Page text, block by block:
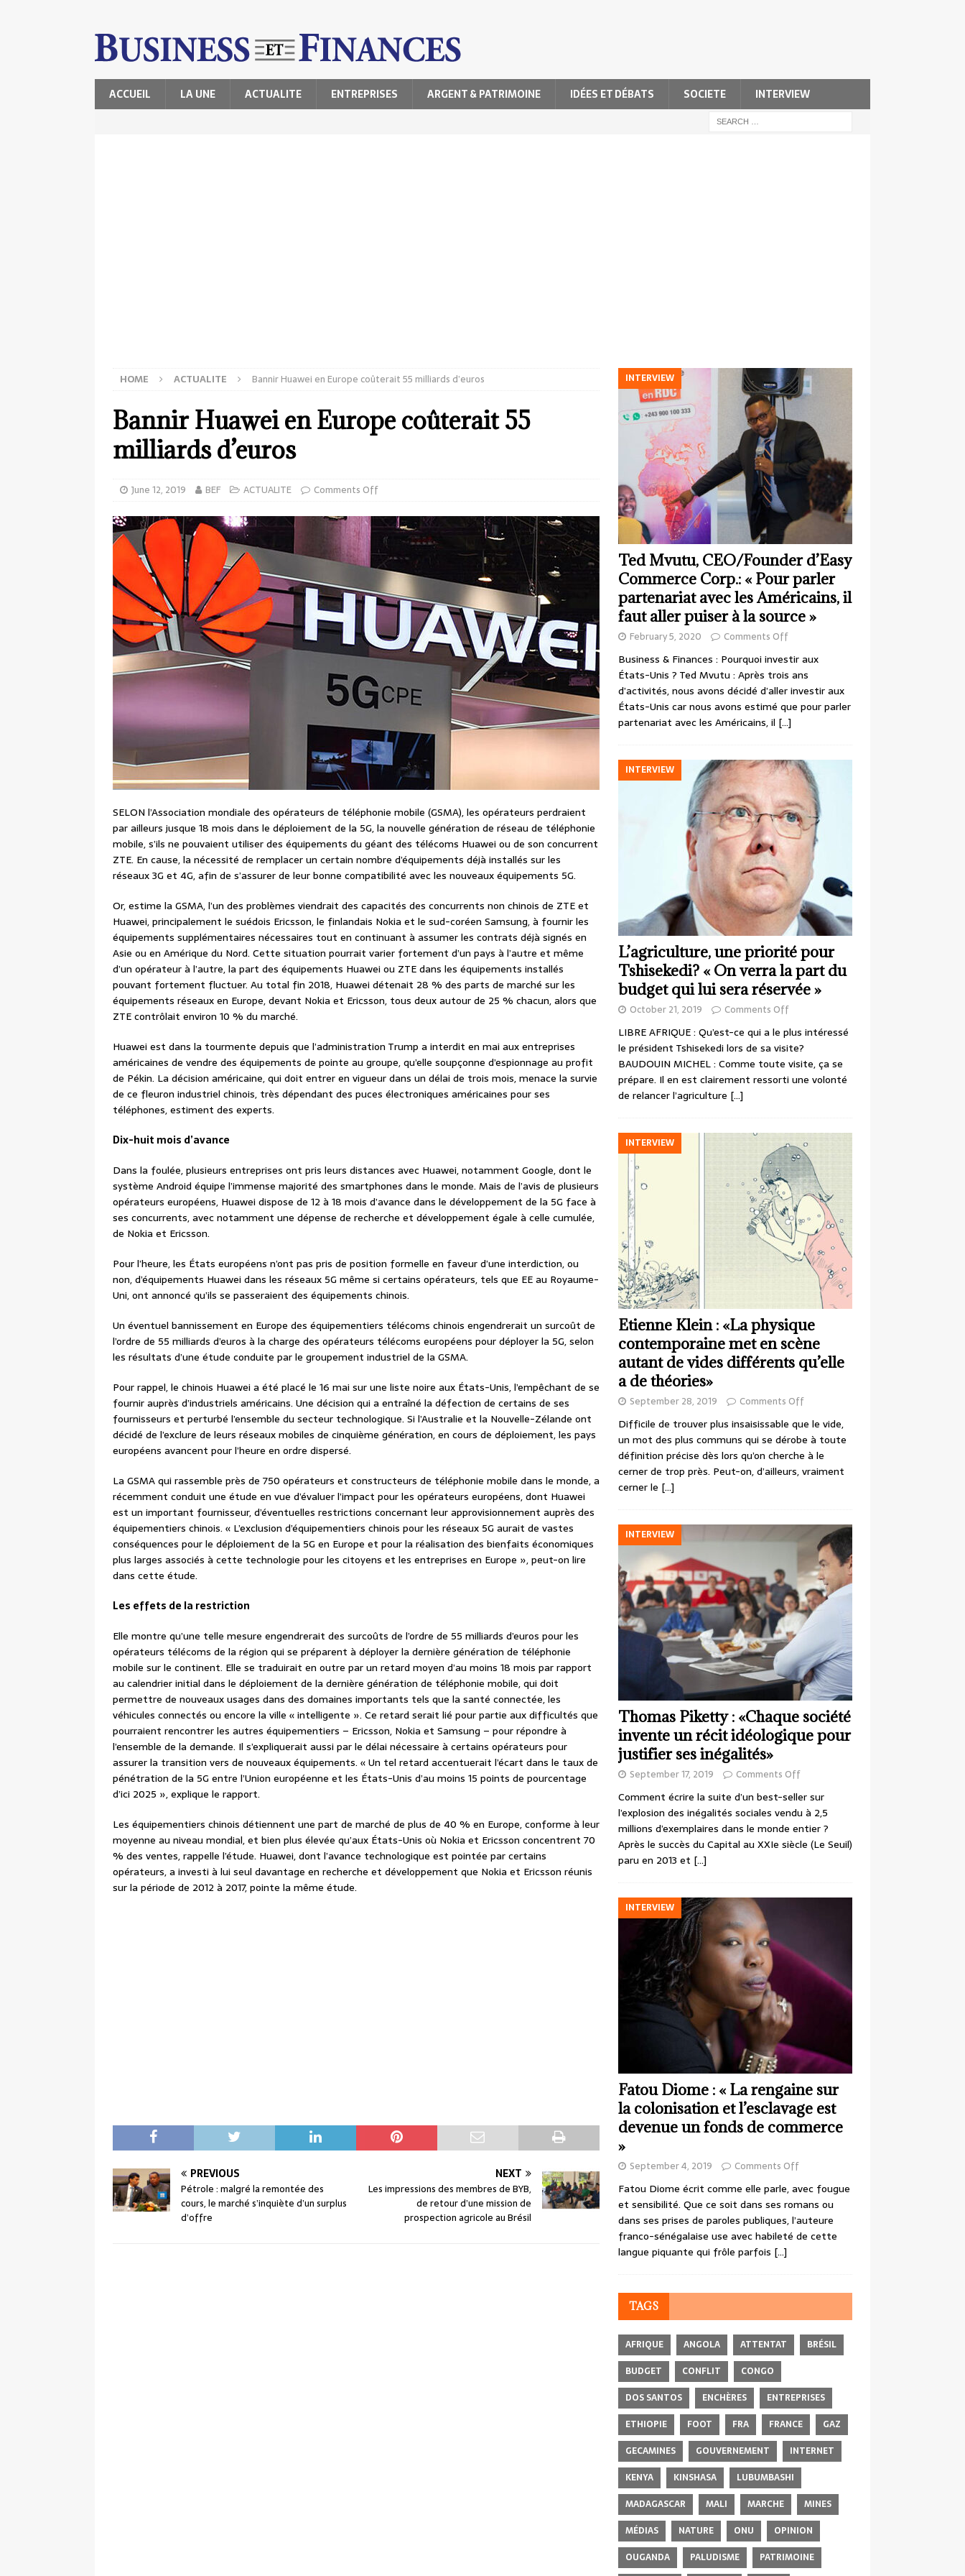
ACCUEIL LA UNE ACTUALITE ENTREPRISES ARGENT & PATRIMOINE IDÉES ET DÉBATS SOCIETE INTERVIEW
HOME ACTUALITE Bannir Huawei en Europe coûterait 55 milliards d’euros
Bannir Huawei en Europe coûterait 55
milliards d’euros
June 12, 2019 BEF ACTUALITE Comments Off
SELON l’Association mondiale des opérateurs de téléphonie mobile (GSMA), les opérateurs perdraient
par ailleurs jusque 18 mois dans le déploiement de la 5G, la nouvelle génération de réseau de téléphonie
mobile, s’ils ne pouvaient utiliser des équipements du géant des télécoms Huawei ou de son concurrent
ZTE. En cause, la nécessité de remplacer un certain nombre d’équipements déjà installés sur les
réseaux 3G et 4G, afin de s’assurer de leur bonne compatibilité avec les nouveaux équipements 5G.
Or, estime la GSMA, l’un des problèmes viendrait des capacités des concurrents non chinois de ZTE et
Huawei, principalement le suédois Ericsson, le finlandais Nokia et le sud-coréen Samsung, à fournir les
équipements supplémentaires nécessaires tout en continuant à assumer les contrats déjà signés en
Asie ou en Amérique du Nord. Cette situation pourrait varier fortement d’un pays à l’autre et même
d’un opérateur à l’autre, la part des équipements Huawei ou ZTE dans les équipements installés
pouvant fortement fluctuer. Au total fin 2018, Huawei détenait 28 % des parts de marché sur les
équipements réseaux en Europe, devant Nokia et Ericsson, tous deux autour de 25 % chacun, alors que
ZTE contrôlait environ 10 % du marché.
Huawei est dans la tourmente depuis que l’administration Trump a interdit en mai aux entreprises
américaines de vendre des équipements de pointe au groupe, qu’elle soupçonne d’espionnage au profit
de Pékin. La décision américaine, qui doit entrer en vigueur dans un délai de trois mois, menace la survie
de ce fleuron industriel chinois, très dépendant des puces électroniques américaines pour ses
téléphones, estiment des experts.
Dix-huit mois d’avance
Dans la foulée, plusieurs entreprises ont pris leurs distances avec Huawei, notamment Google, dont le
système Android équipe l’immense majorité des smartphones dans le monde. Mais de l’avis de plusieurs
opérateurs européens, Huawei dispose de 12 à 18 mois d’avance dans le développement de la 5G face à
ses concurrents, avec notamment une dépense de recherche et développement égale à celle cumulée,
de Nokia et Ericsson.
Pour l’heure, les États européens n’ont pas pris de position formelle en faveur d’une interdiction, ou
non, d’équipements Huawei dans les réseaux 5G même si certains opérateurs, tels que EE au Royaume-
Uni, ont annoncé qu’ils se passeraient des équipements chinois.
Un éventuel bannissement en Europe des équipementiers télécoms chinois engendrerait un surcoût de
l’ordre de 55 milliards d’euros à la charge des opérateurs télécoms européens pour déployer la 5G, selon
les résultats d’une étude conduite par le groupement industriel de la GSMA.
Pour rappel, le chinois Huawei a été placé le 16 mai sur une liste noire aux États-Unis, l’empêchant de se
fournir auprès d’industriels américains. Une décision qui a entraîné la défection de certains de ses
fournisseurs et perturbé l’ensemble du secteur technologique. Si l’Australie et la Nouvelle-Zélande ont
décidé de l’exclure de leurs réseaux mobiles de cinquième génération, en cours de déploiement, les pays
européens avancent pour l’heure en ordre dispersé.
La GSMA qui rassemble près de 750 opérateurs et constructeurs de téléphonie mobile dans le monde, a
récemment conduit une étude en vue d’évaluer l’impact pour les opérateurs européens, dont Huawei
est un important fournisseur, d’éventuelles restrictions concernant leur approvisionnement auprès des
équipementiers chinois. « L’exclusion d’équipementiers chinois pour les réseaux 5G aurait de vastes
conséquences pour le déploiement de la 5G en Europe et pour la réalisation des bienfaits économiques
plus larges associés à cette technologie pour les citoyens et les entreprises en Europe », peut-on lire
dans cette étude.
Les effets de la restriction
Elle montre qu’une telle mesure engendrerait des surcoûts de l’ordre de 55 milliards d’euros pour les
opérateurs télécoms de la région qui se préparent à déployer la dernière génération de téléphonie
mobile sur le continent. Elle se traduirait en outre par un retard moyen d’au moins 18 mois par rapport
au calendrier initial dans le déploiement de la dernière génération de téléphonie mobile, qui doit
permettre de nouveaux usages dans des domaines importants tels que la santé connectée, les
véhicules connectés ou encore la ville « intelligente ». Ce retard serait lié pour partie aux difficultés que
pourraient rencontrer les autres équipementiers – Ericsson, Nokia et Samsung – pour répondre à
l’ensemble de la demande. Il s’expliquerait aussi par le délai nécessaire à certains opérateurs pour
assurer la transition vers de nouveaux équipements. « Un tel retard accentuerait l’écart dans le taux de
pénétration de la 5G entre l’Union européenne et les États-Unis d’au moins 15 points de pourcentage
d’ici 2025 », explique le rapport.
Les équipementiers chinois détiennent une part de marché de plus de 40 % en Europe, conforme à leur
moyenne au niveau mondial, et bien plus élevée qu’aux États-Unis où Nokia et Ericsson concentrent 70
% des ventes, rappelle l’étude. Huawei, dont l’avance technologique est pointée par certains
opérateurs, a investi à lui seul davantage en recherche et développement que Nokia et Ericsson réunis
sur la période de 2012 à 2017, pointe la même étude.
PREVIOUS
Pétrole : malgré la remontée des
cours, le marché s’inquiète d’un surplus
d’offre
NEXT
Les impressions des membres de BYB,
de retour d’une mission de
prospection agricole au Brésil
INTERVIEW
Ted Mvutu, CEO/Founder d’Easy
Commerce Corp.: « Pour parler
partenariat avec les Américains, il
faut aller puiser à la source »
February 5, 2020 Comments Off
Business & Finances : Pourquoi investir aux
États-Unis ? Ted Mvutu : Après trois ans
d’activités, nous avons décidé d’aller investir aux
États-Unis car nous avons estimé que pour parler
partenariat avec les Américains, il […]
INTERVIEW
L’agriculture, une priorité pour
Tshisekedi? « On verra la part du
budget qui lui sera réservée »
October 21, 2019 Comments Off
LIBRE AFRIQUE : Qu’est-ce qui a le plus intéressé
le président Tshisekedi lors de sa visite?
BAUDOUIN MICHEL : Comme toute visite, ça se
prépare. Il en est clairement ressorti une volonté
de relancer l’agriculture […]
INTERVIEW
Etienne Klein : «La physique
contemporaine met en scène
autant de vides différents qu’elle
a de théories»
September 28, 2019 Comments Off
Difficile de trouver plus insaisissable que le vide,
un mot des plus communs qui se dérobe à toute
définition précise dès lors qu’on cherche à le
cerner de trop près. Peut-on, d’ailleurs, vraiment
cerner le […]
INTERVIEW
Thomas Piketty : «Chaque société
invente un récit idéologique pour
justifier ses inégalités»
September 17, 2019 Comments Off
Comment écrire la suite d’un best-seller sur
l’explosion des inégalités sociales vendu à 2,5
millions d’exemplaires dans le monde entier ?
Après le succès du Capital au XXIe siècle (Le Seuil)
paru en 2013 et […]
INTERVIEW
Fatou Diome : « La rengaine sur
la colonisation et l’esclavage est
devenue un fonds de commerce
»
September 4, 2019 Comments Off
Fatou Diome écrit comme elle parle, avec fougue
et sensibilité. Que ce soit dans ses romans ou
dans ses prises de paroles publiques, l’auteure
franco-sénégalaise use avec habileté de cette
langue piquante qui frôle parfois […]
TAGS
AFRIQUE ANGOLA ATTENTAT
BRÉSIL
BUDGET
CONFLIT
CONGO
DOS SANTOS
ENCHÈRES
ENTREPRISES
ETHIOPIE
FOOT FRA FRANCE
GAZ
GECAMINES
GOUVERNEMENT
INTERNET
KENYA
KINSHASA
LUBUMBASHI
MADAGASCAR
MALI MARCHE
MINES
MÉDIAS
NATURE ONU
OPINION
OUGANDA
PALUDISME PATRIMOINE